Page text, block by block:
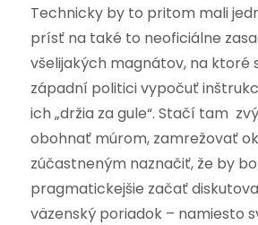
Technicky by to pritom mali
prísť na také to neoficiálne
všelijakých magnátov, na ktoré
západní politici vypočuť
ich „držia za gule“. Stačí tam
obohnať múrom, zamrežovať
zúčastneným naznačiť, že by
pragmatickejšie začať
väzenský poriadok – namiesto